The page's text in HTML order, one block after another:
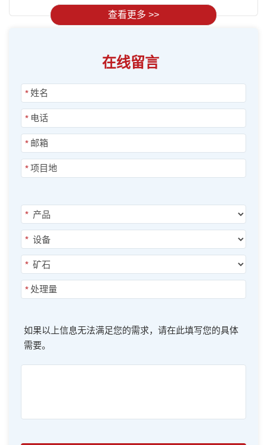
查看更多 >>
在线留言
*
*
*
*
*
*
*
*
如果以上信息无法满足您的需求，请在此填写您的具体
需要。